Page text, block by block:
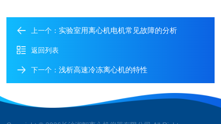
上一个： 实验室用离心机电机常见故障的分析
返回列表
下一个：浅析高速冷冻离心机的特性